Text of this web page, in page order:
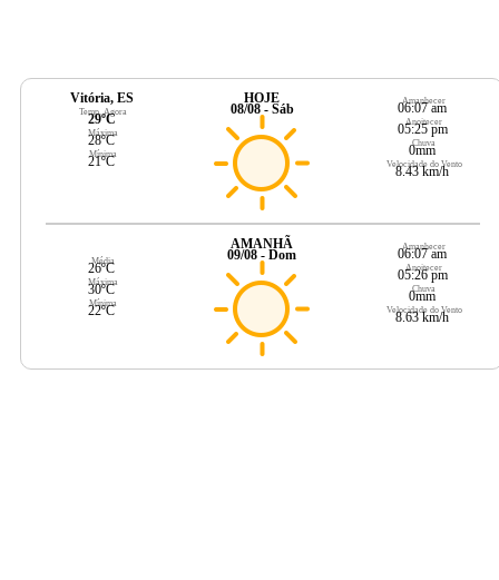
Vitória, ES
Temp. Agora
29ºC
Máxima
28ºC
Mínima
21ºC
HOJE
08/08 - Sáb
Amanhecer
06:07 am
Anoitecer
05:25 pm
Chuva
0mm
Velocidade do Vento
8.43 km/h
Média
26ºC
Máxima
30ºC
Mínima
22ºC
AMANHÃ
09/08 - Dom
Amanhecer
06:07 am
Anoitecer
05:26 pm
Chuva
0mm
Velocidade do Vento
8.63 km/h